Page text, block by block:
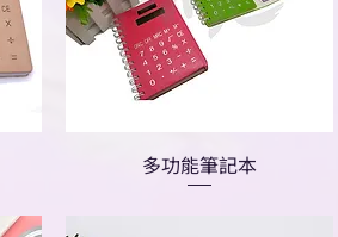
多功能筆記本